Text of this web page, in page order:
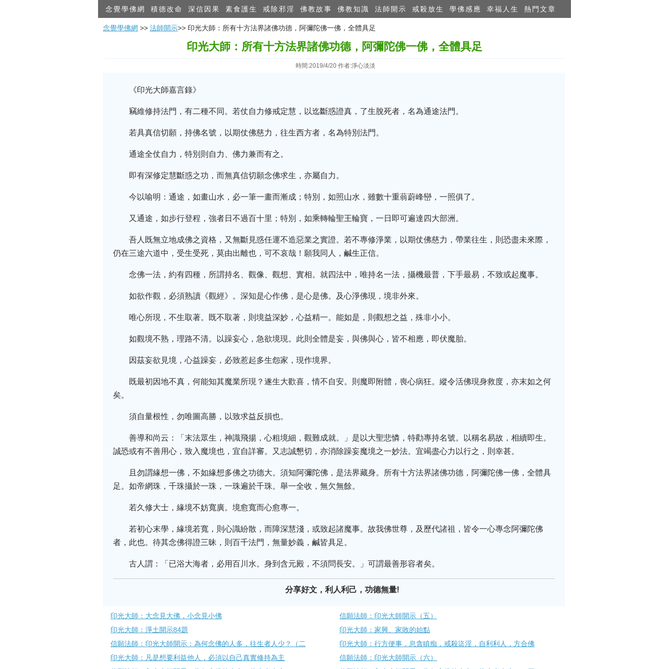
念覺學佛網 積德改命 深信因果 素食護生 戒除邪淫 佛教故事 佛教知識 法師開示 戒殺放生 學佛感應 幸福人生 熱門文章
念覺學佛網 >> 法師開示>> 印光大師：所有十方法界諸佛功德，阿彌陀佛一佛，全體具足
印光大師：所有十方法界諸佛功德，阿彌陀佛一佛，全體具足
時間:2019/4/20 作者:淨心淡淡
《印光大師嘉言錄》
竊維修持法門，有二種不同。若仗自力修戒定慧，以迄斷惑證真，了生脫死者，名為通途法門。
若具真信切願，持佛名號，以期仗佛慈力，往生西方者，名為特別法門。
通途全仗自力，特別則自力、佛力兼而有之。
即有深修定慧斷惑之功，而無真信切願念佛求生，亦屬自力。
今以喻明：通途，如畫山水，必一筆一畫而漸成；特別，如照山水，雖數十重蓊蔚峰巒，一照俱了。
又通途，如步行登程，強者日不過百十里；特別，如乘轉輪聖王輪寶，一日即可遍達四大部洲。
吾人既無立地成佛之資格，又無斷見惑任運不造惡業之實證。若不專修淨業，以期仗佛慈力，帶業往生，則恐盡未來際，
仍在三途六道中，受生受死，莫由出離也，可不哀哉！願我同人，鹹生正信。
念佛一法，約有四種，所謂持名、觀像、觀想、實相。就四法中，唯持名一法，攝機最普，下手最易，不致或起魔事。
如欲作觀，必須熟讀《觀經》。深知是心作佛，是心是佛。及心淨佛現，境非外來。
唯心所現，不生取著。既不取著，則境益深妙，心益精一。能如是，則觀想之益，殊非小小。
如觀境不熟，理路不清。以躁妄心，急欲境現。此則全體是妄，與佛與心，皆不相應，即伏魔胎。
因茲妄欲見境，心益躁妄，必致惹起多生怨家，現作境界。
既最初因地不真，何能知其魔業所現？遂生大歡喜，情不自安。則魔即附體，喪心病狂。縱令活佛現身救度，亦末如之何
矣。
須自量根性，勿唯圖高勝，以致求益反損也。
善導和尚云：「末法眾生，神識飛揚，心粗境細，觀難成就。」是以大聖悲憐，特勸專持名號。以稱名易故，相續即生。
誠恐或有不善用心，致入魔境也，宜自詳審。又志誠懇切，亦消除躁妄魔境之一妙法。宜竭盡心力以行之，則幸甚。
且勿謂緣想一佛，不如緣想多佛之功德大。須知阿彌陀佛，是法界藏身。所有十方法界諸佛功德，阿彌陀佛一佛，全體具
足。如帝網珠，千珠攝於一珠，一珠遍於千珠。舉一全收，無欠無餘。
若久修大士，緣境不妨寬廣。境愈寬而心愈專一。
若初心末學，緣境若寬，則心識紛散，而障深慧淺，或致起諸魔事。故我佛世尊，及歷代諸祖，皆令一心專念阿彌陀佛
者，此也。待其念佛得證三昧，則百千法門，無量妙義，鹹皆具足。
古人謂：「已浴大海者，必用百川水。身到含元殿，不須問長安。」可謂最善形容者矣。
分享好文，利人利己，功德無量!
印光大師：大念見大佛，小念見小佛
信願法師：印光大師開示（五）
印光大師：淨土開示84題
印光大師：家興、家敗的始點
信願法師：印光大師開示：為何念佛的人多，往生者人少？（二
印光大師：行方便事，息貪瞋痴，戒殺盜淫，自利利人，方合佛
印光大師：凡是想要利益他人，必須以自己真實修持為主
信願法師：印光大師開示（六）